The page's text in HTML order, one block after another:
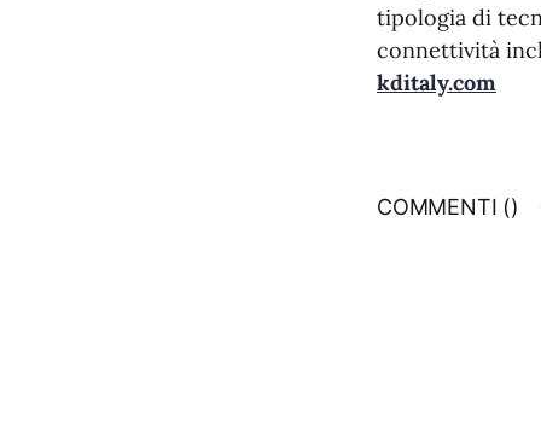
tipologia di
connettività
kditaly.com
COMMENTI ()